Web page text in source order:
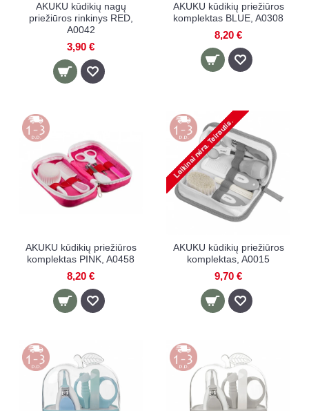
AKUKU kūdikių nagų
priežiūros rinkinys RED,
A0042
3,90 €
AKUKU kūdikių priežiūros
komplektas BLUE, A0308
8,20 €
AKUKU kūdikių priežiūros
komplektas PINK, A0458
8,20 €
AKUKU kūdikių priežiūros
komplektas, A0015
9,70 €